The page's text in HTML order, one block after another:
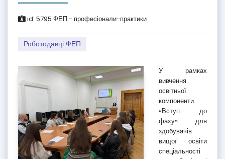
id: 5795 ФЕП - професіонали-практики
Роботодавці ФЕП
У рамках
вивчення
освітньої
компоненти
«Вступ до
фаху» для
здобувачів
вищої освіти
спеціальності